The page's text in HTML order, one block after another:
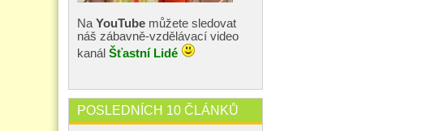
Na YouTube můžete sledovat
náš zábavně-vzdělávací video
kanál Šťastní Lidé
POSLEDNÍCH 10 ČLÁNKŮ